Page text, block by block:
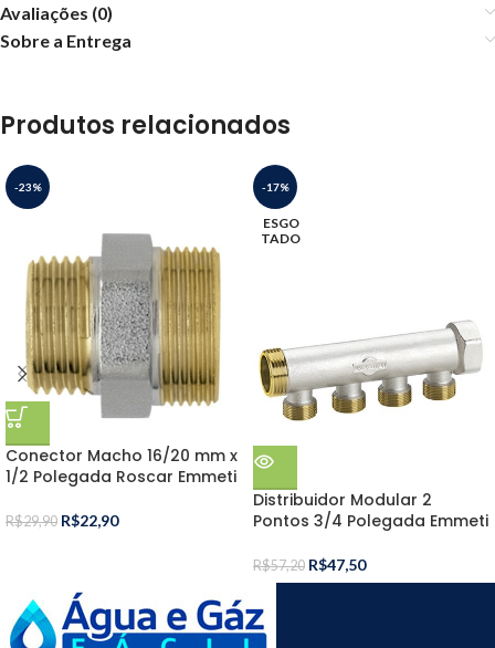
Avaliações (0)
Sobre a Entrega
Produtos relacionados
-23%
Conector Macho 16/20 mm x
1/2 Polegada Roscar Emmeti
R$29,90 R$22,90
-17%
ESGO
TADO
Distribuidor Modular 2
Pontos 3/4 Polegada Emmeti
R$57,20 R$47,50